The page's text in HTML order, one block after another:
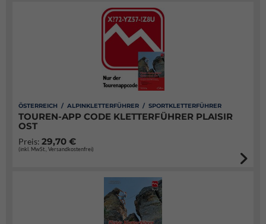
ÖSTERREICH / ALPINKLETTERFÜHRER / SPORTKLETTERFÜHRER
TOUREN-APP CODE KLETTERFÜHRER PLAISIR
OST
Preis: 29,70 €
(inkl. MwSt., Versandkostenfrei)